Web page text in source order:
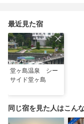
※各種感染症・新型コ
なお願いをしておりま
以下に該当する方の施
＊ 宿泊日以前に37.5
＊ 咳などの症状がみら
最近見た宿
堂ヶ島温泉 シー
サイド堂ヶ島
同じ宿を見た人はこん